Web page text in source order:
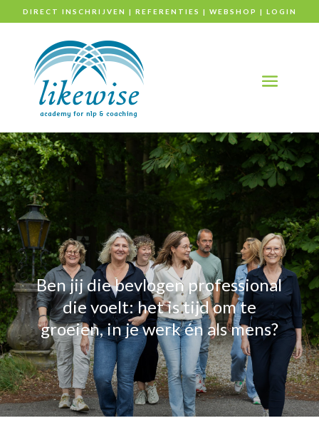
DIRECT INSCHRIJVEN | REFERENTIES | WEBSHOP | LOGIN
Ben jij die bevlogen professional
die voelt: het is tijd om te
groeien, in je werk én als mens?